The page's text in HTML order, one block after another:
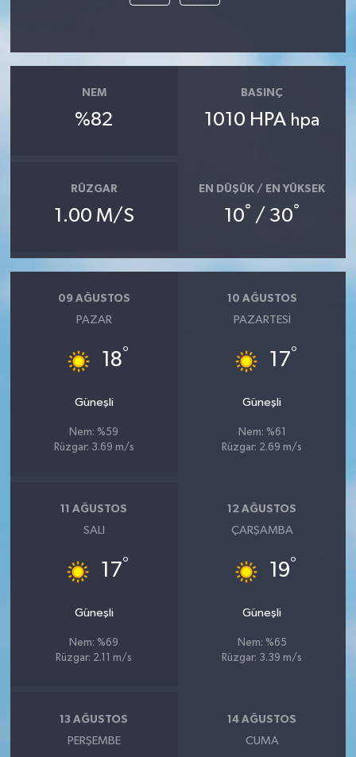
NEM
%82
BASINÇ
1010 HPA hpa
RÜZGAR
1.00 M/S
EN DÜŞÜK / EN YÜKSEK
10° / 30°
09 AĞUSTOS
PAZAR
18°
Güneşli
Nem: %59
Rüzgar: 3.69 m/s
10 AĞUSTOS
PAZARTESI
17°
Güneşli
Nem: %61
Rüzgar: 2.69 m/s
11 AĞUSTOS
SALI
17°
Güneşli
Nem: %69
Rüzgar: 2.11 m/s
12 AĞUSTOS
ÇARŞAMBA
19°
Güneşli
Nem: %65
Rüzgar: 3.39 m/s
13 AĞUSTOS
PERŞEMBE
14 AĞUSTOS
CUMA